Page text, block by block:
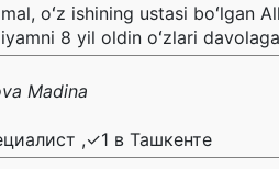
oʻz ishining ustasi boʻlgan
8 yil oldin oʻzlari
Madina
,✓1 в Ташкенте